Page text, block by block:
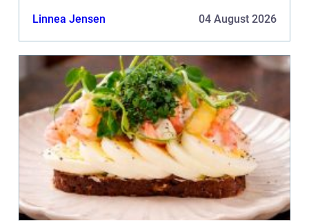
Linnea Jensen 04 August 2026